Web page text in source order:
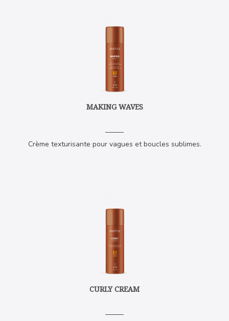
MAKING WAVES
Crème texturisante pour vagues et boucles sublimes.
CURLY CREAM